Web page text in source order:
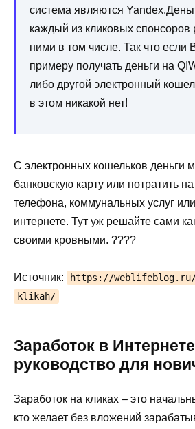
система являются
каждый из кликовых спонсоров
ними в том числе. Так что если
примеру получать деньги на
либо другой электронный
в этом никакой нет!
С электронных кошельков деньги
банковскую карту или потратить
телефона, коммунальных услуг
интернете. Тут уж решайте сами
своими кровными. ????
Источник:
https://weblifeblog.ru/
klikah/
Заработок в
руководство для
Заработок на кликах – это
кто желает без вложений